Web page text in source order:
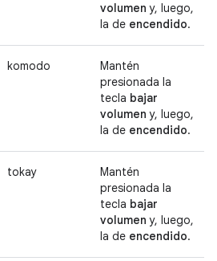
volumen y, luego,
la de encendido.
komodo
Mantén
presionada la
tecla bajar
volumen y, luego,
la de encendido.
tokay
Mantén
presionada la
tecla bajar
volumen y, luego,
la de encendido.